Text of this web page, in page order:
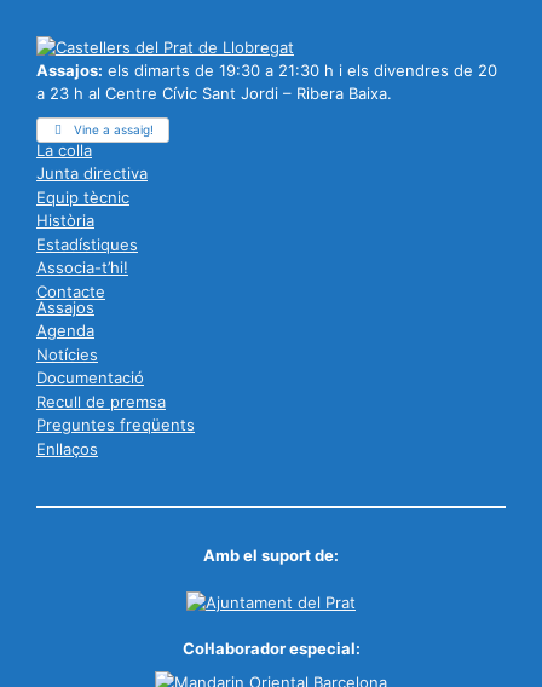
Assajos: els dimarts de 19:30 a 21:30 h i els divendres de 20
a 23 h al Centre Cívic Sant Jordi – Ribera Baixa.
Vine a assaig!
La colla
Junta directiva
Equip tècnic
Història
Estadístiques
Associa-t’hi!
Contacte
Assajos
Agenda
Notícies
Documentació
Recull de premsa
Preguntes freqüents
Enllaços
Amb el suport de:
Col·laborador especial: